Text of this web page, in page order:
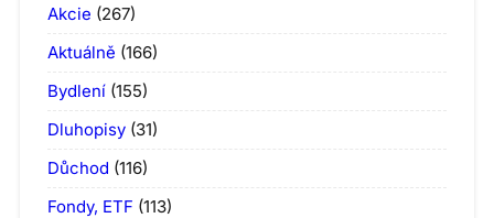
Akcie (267)
Aktuálně (166)
Bydlení (155)
Dluhopisy (31)
Důchod (116)
Fondy, ETF (113)